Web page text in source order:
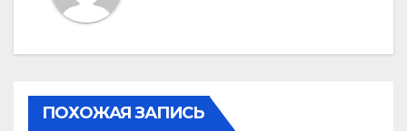
ПОХОЖАЯ ЗАПИСЬ